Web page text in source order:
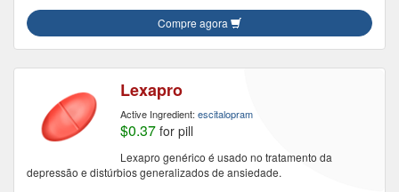
Compre agora
Lexapro
Active Ingredient: escitalopram
$0.37 for pill
Lexapro genérico é usado no tratamento da
depressão e distúrbios generalizados de ansiedade.